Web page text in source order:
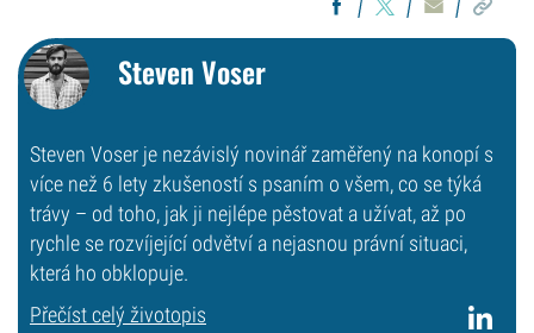
Steven Voser
Steven Voser je nezávislý novinář zaměřený na konopí s
více než 6 lety zkušeností s psaním o všem, co se týká
trávy – od toho, jak ji nejlépe pěstovat a užívat, až po
rychle se rozvíjející odvětví a nejasnou právní situaci,
která ho obklopuje.
Přečíst celý životopis